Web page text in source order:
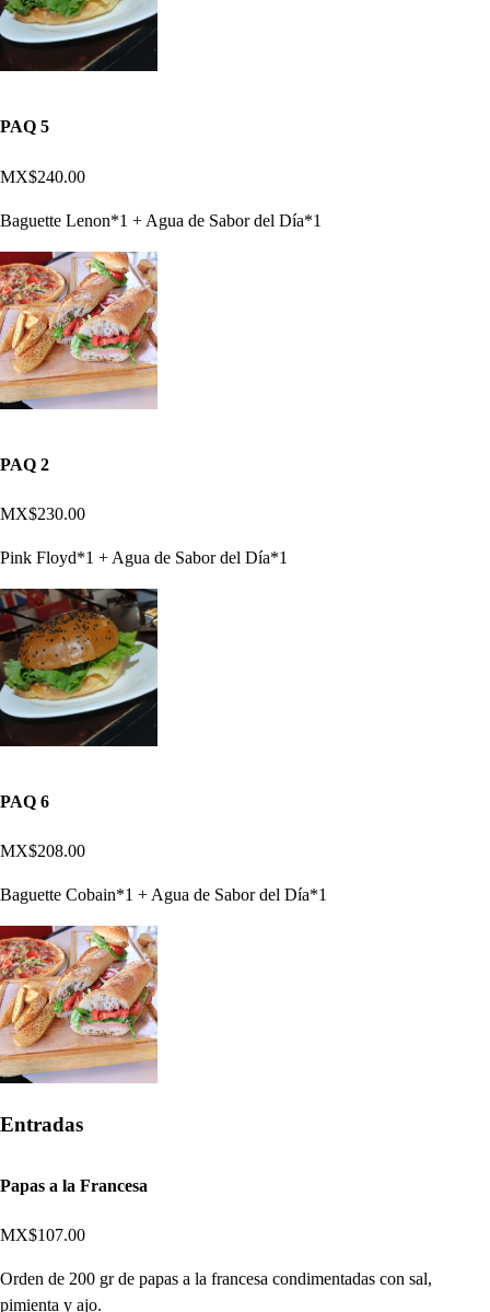
PAQ 5
MX$240.00
Baguette Lenon*1 + Agua de Sabor del Día*1
PAQ 2
MX$230.00
Pink Floyd*1 + Agua de Sabor del Día*1
PAQ 6
MX$208.00
Baguette Cobain*1 + Agua de Sabor del Día*1
Entradas
Papas a la Francesa
MX$107.00
Orden de 200 gr de papas a la francesa condimentadas con sal,
pimienta y ajo.